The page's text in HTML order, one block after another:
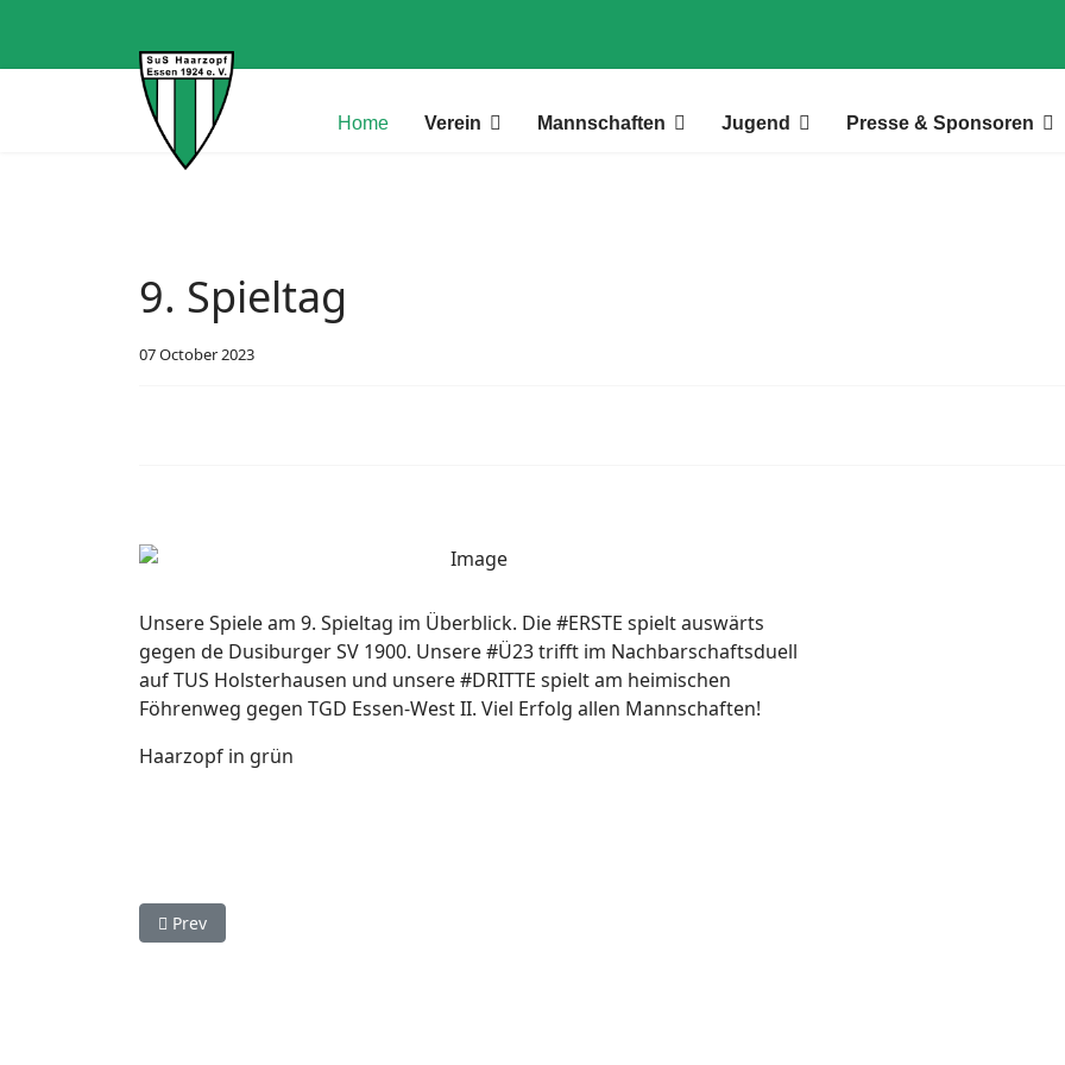
Home Verein Mannschaften Jugend Presse & Sponsoren
9. Spieltag
07 October 2023
Unsere Spiele am 9. Spieltag im Überblick. Die #ERSTE spielt auswärts
gegen de Dusiburger SV 1900. Unsere #Ü23 trifft im Nachbarschaftsduell
auf TUS Holsterhausen und unsere #DRITTE spielt am heimischen
Föhrenweg gegen TGD Essen-West II. Viel Erfolg allen Mannschaften!
Haarzopf in grün
Previous article: Leider keine Siege
Prev